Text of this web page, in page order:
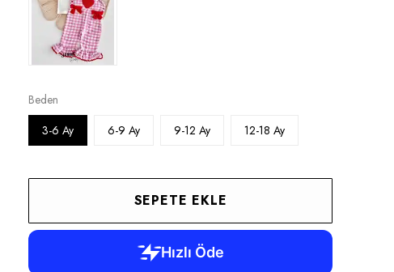
Beden
3-6 Ay
6-9 Ay 9-12 Ay 12-18 Ay
SEPETE EKLE